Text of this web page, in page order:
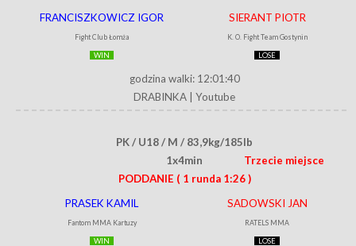
FRANCISZKOWICZ IGOR
Fight Club Łomża
WIN
SIERANT PIOTR
K. O. Fight Team Gostynin
LOSE
godzina walki: 12:01:40
DRABINKA
Youtube
PK / U18 / M / 83,9kg/185lb
1x4min
Trzecie miejsce
PODDANIE ( 1 runda 1:26 )
PRASEK KAMIL
Fantom MMA Kartuzy
WIN
SADOWSKI JAN
RATELS MMA
LOSE